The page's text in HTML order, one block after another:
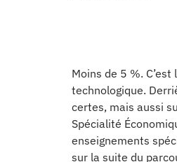
Moins de 5 %.
technologique.
certes, mais aussi
Spécialité
enseignements
sur la suite du